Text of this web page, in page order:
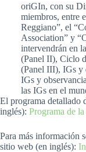
oriGIn, con su
miembros, entre
Reggiano”, el
Association” y
intervendrán en
(Panel II), Ciclo
(Panel III), IGs y
IGs y
las IGs en el
El programa detallado
inglés): Programa de
Para más información
sitio web (en inglés):